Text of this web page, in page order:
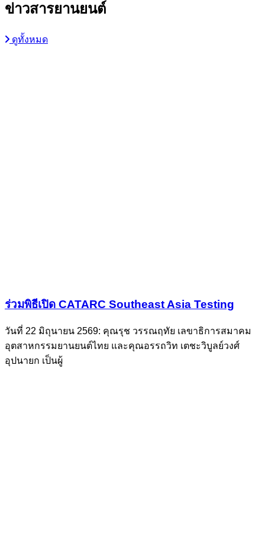
ข่าวสารยานยนต์
ดูทั้งหมด
ร่วมพิธีเปิด CATARC Southeast Asia Testing
วันที่ 22 มิถุนายน 2569: คุณรุช วรรณฤทัย เลขาธิการสมาคม
อุตสาหกรรมยานยนต์ไทย และคุณอรรถวิท เตชะวิบูลย์วงศ์
อุปนายก เป็นผู้